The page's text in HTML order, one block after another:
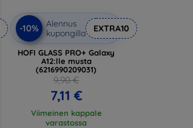
-10%
Alennus
kupongilla
EXTRA10
HOFI GLASS PRO+ Galaxy
A12:lle musta
(6216990209031)
9,90 €
7,11 €
Viimeinen kappale
varastossa